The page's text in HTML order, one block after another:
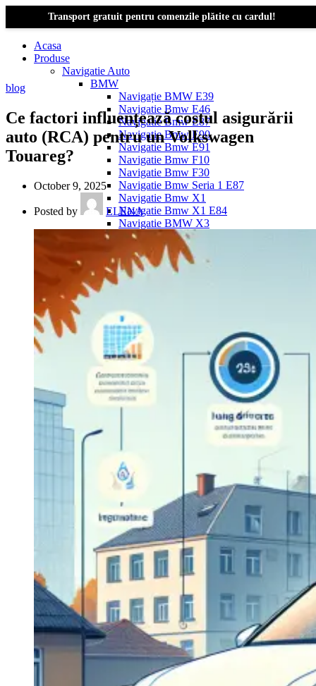
Transport gratuit pentru comenzile plătite cu cardul!
Acasa
Produse
Navigatie Auto
BMW
Navigație BMW E39
Navigatie Bmw E46
Navigatie Bmw E87
Navigatie Bmw E90
Navigatie Bmw E91
Navigatie Bmw F10
Navigatie Bmw F30
Navigatie Bmw Seria 1 E87
Navigatie Bmw X1
Navigatie Bmw X1 E84
Navigatie BMW X3
Navigatie BMW X3 E83
Navigatie BMW X3 f25
Dacia Logan
Navigație Dacia Logan 1 (2004–2012)
Navigație Dacia Logan 2 (2012–2020)
Dacia Duster
Navigatie Duster 2011
Navigatie Duster 2019
Audi
Navigatie Audi A3 8p
Navigatie Audi A4
Navigatie Audi A4 B6
Navigatie Audi A4 B7
Navigatie Audi A4 B8
Navigatie Audi A6 C6
Navigatie Audi A6 C7
Navigatie Audi Q5
Navigație Ford Fiesta
Navigație Ford Focus 1
Navigație Ford Focus 2
Navigație Ford Focus MK3
Navigație Ford Mondeo MK3
Navigație Ford Mondeo MK4
Navigație Ford Transit
Navigație Mercedes C Class W203
Navigație Mercedes C Class W204
Navigație Mercedes W203
Navigație Mercedes W204
Navigație Mercedes W211
Navigație Mercedes Sprinter
blog
Ce factori influențează costul asigurării
auto (RCA) pentru un Volkswagen
Touareg?
October 9, 2025
Posted by ELENA